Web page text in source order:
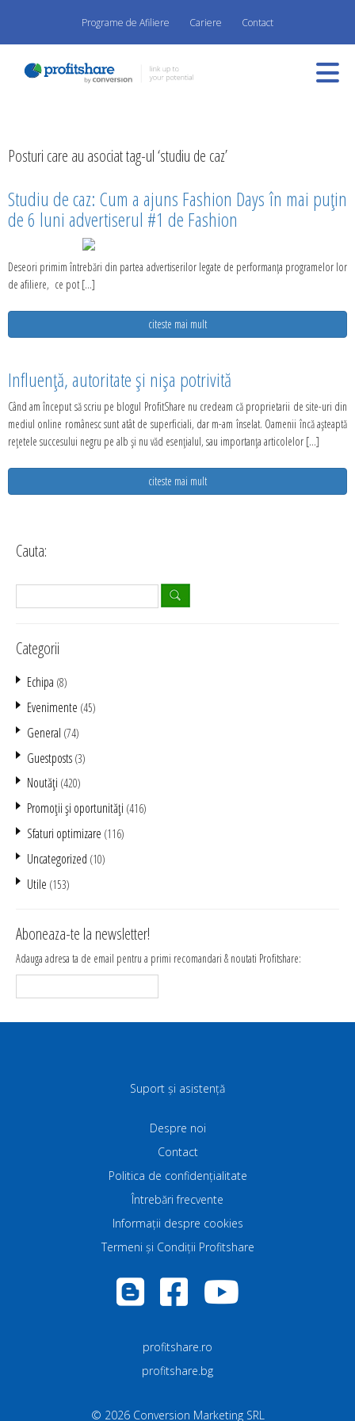
Programe de Afiliere Cariere Contact
Posturi care au asociat tag-ul ‘studiu de caz’
Studiu de caz: Cum a ajuns Fashion Days în mai puțin
de 6 luni advertiserul #1 de Fashion
Deseori primim întrebări din partea advertiserilor legate de performanța programelor lor
de afiliere, ce pot [...]
citeste mai mult
Influenţă, autoritate şi nişa potrivită
Când am început să scriu pe blogul ProfitShare nu credeam că proprietarii de site-uri din
mediul online românesc sunt atât de superficiali, dar m-am înselat. Oamenii încă aşteaptă
reţetele succesului negru pe alb şi nu văd esenţialul, sau importanţa articolelor [...]
citeste mai mult
Cauta:
Categorii
Echipa (8)
Evenimente (45)
General (74)
Guestposts (3)
Noutăţi (420)
Promoţii şi oportunităţi (416)
Sfaturi optimizare (116)
Uncategorized (10)
Utile (153)
Aboneaza-te la newsletter!
Adauga adresa ta de email pentru a primi recomandari & noutati Profitshare:
Suport și asistență
Despre noi
Contact
Politica de confidenţialitate
Întrebări frecvente
Informații despre cookies
Termeni și Condiții Profitshare
profitshare.ro
profitshare.bg
© 2026 Conversion Marketing SRL